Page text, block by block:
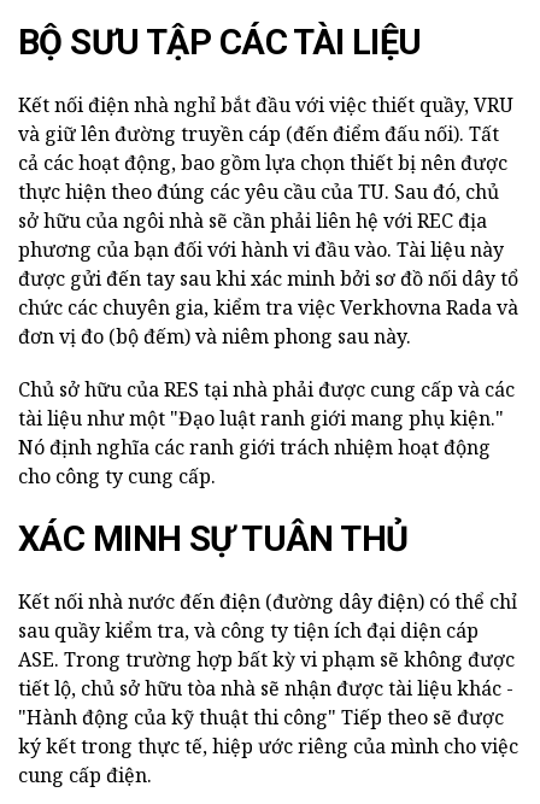
BỘ SƯU TẬP CÁC TÀI LIỆU
Kết nối điện nhà nghỉ bắt đầu với việc thiết quầy, VRU
và giữ lên đường truyền cáp (đến điểm đấu nối). Tất
cả các hoạt động, bao gồm lựa chọn thiết bị nên được
thực hiện theo đúng các yêu cầu của TU. Sau đó, chủ
sở hữu của ngôi nhà sẽ cần phải liên hệ với REC địa
phương của bạn đối với hành vi đầu vào. Tài liệu này
được gửi đến tay sau khi xác minh bởi sơ đồ nối dây tổ
chức các chuyên gia, kiểm tra việc Verkhovna Rada và
đơn vị đo (bộ đếm) và niêm phong sau này.
Chủ sở hữu của RES tại nhà phải được cung cấp và các
tài liệu như một "Đạo luật ranh giới mang phụ kiện."
Nó định nghĩa các ranh giới trách nhiệm hoạt động
cho công ty cung cấp.
XÁC MINH SỰ TUÂN THỦ
Kết nối nhà nước đến điện (đường dây điện) có thể chỉ
sau quầy kiểm tra, và công ty tiện ích đại diện cáp
ASE. Trong trường hợp bất kỳ vi phạm sẽ không được
tiết lộ, chủ sở hữu tòa nhà sẽ nhận được tài liệu khác -
"Hành động của kỹ thuật thi công" Tiếp theo sẽ được
ký kết trong thực tế, hiệp ước riêng của mình cho việc
cung cấp điện.